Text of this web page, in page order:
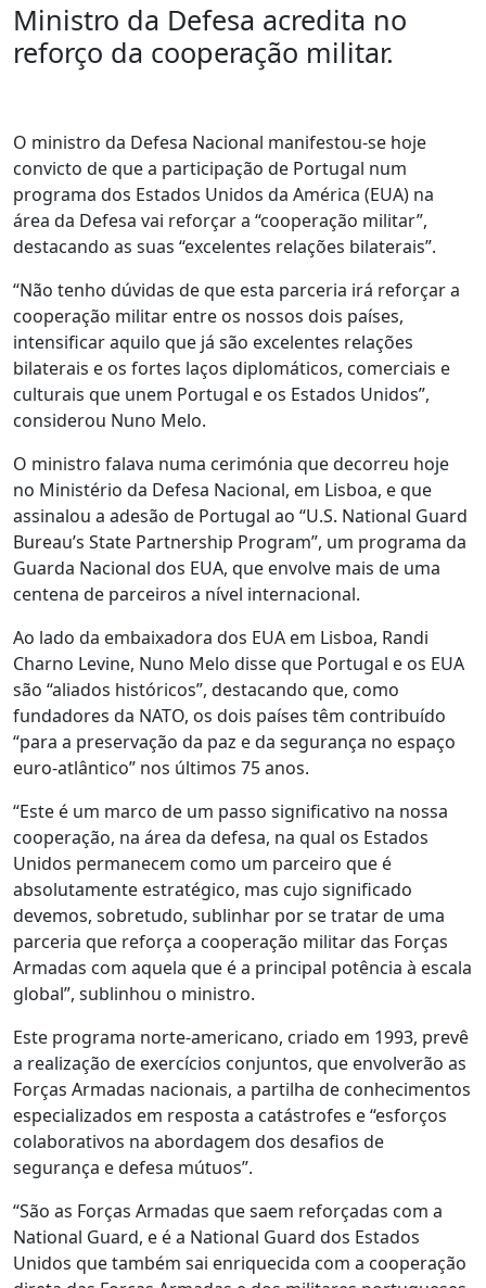
Ministro da Defesa acredita no
reforço da cooperação militar.
O ministro da Defesa Nacional manifestou-se hoje
convicto de que a participação de Portugal num
programa dos Estados Unidos da América (EUA) na
área da Defesa vai reforçar a “cooperação militar”,
destacando as suas “excelentes relações bilaterais”.
“Não tenho dúvidas de que esta parceria irá reforçar a
cooperação militar entre os nossos dois países,
intensificar aquilo que já são excelentes relações
bilaterais e os fortes laços diplomáticos, comerciais e
culturais que unem Portugal e os Estados Unidos”,
considerou Nuno Melo.
O ministro falava numa cerimónia que decorreu hoje
no Ministério da Defesa Nacional, em Lisboa, e que
assinalou a adesão de Portugal ao “U.S. National Guard
Bureau’s State Partnership Program”, um programa da
Guarda Nacional dos EUA, que envolve mais de uma
centena de parceiros a nível internacional.
Ao lado da embaixadora dos EUA em Lisboa, Randi
Charno Levine, Nuno Melo disse que Portugal e os EUA
são “aliados históricos”, destacando que, como
fundadores da NATO, os dois países têm contribuído
“para a preservação da paz e da segurança no espaço
euro-atlântico” nos últimos 75 anos.
“Este é um marco de um passo significativo na nossa
cooperação, na área da defesa, na qual os Estados
Unidos permanecem como um parceiro que é
absolutamente estratégico, mas cujo significado
devemos, sobretudo, sublinhar por se tratar de uma
parceria que reforça a cooperação militar das Forças
Armadas com aquela que é a principal potência à escala
global”, sublinhou o ministro.
Este programa norte-americano, criado em 1993, prevê
a realização de exercícios conjuntos, que envolverão as
Forças Armadas nacionais, a partilha de conhecimentos
especializados em resposta a catástrofes e “esforços
colaborativos na abordagem dos desafios de
segurança e defesa mútuos”.
“São as Forças Armadas que saem reforçadas com a
National Guard, e é a National Guard dos Estados
Unidos que também sai enriquecida com a cooperação